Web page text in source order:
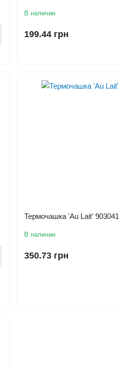
В наличии
199.44 грн
Термочашка 'Au Lait' 903041
В наличии
350.73 грн